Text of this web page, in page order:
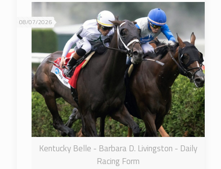
Kentucky Belle - Barbara D. Livingston - Daily
Racing Form
08/07/2026